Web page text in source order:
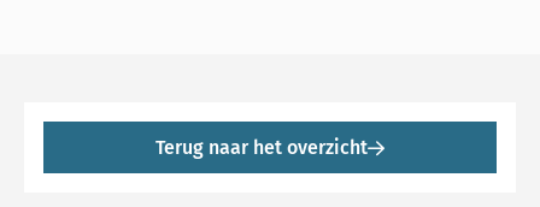
Terug naar het overzicht